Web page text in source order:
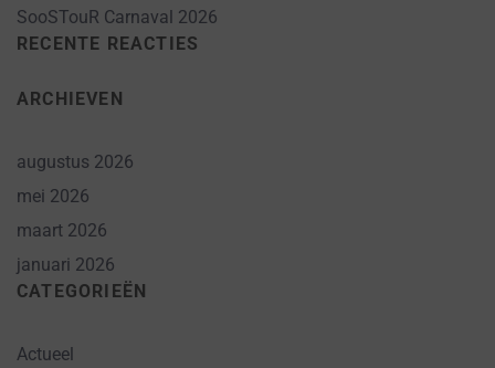
SooSTouR Carnaval 2026
RECENTE REACTIES
ARCHIEVEN
augustus 2026
mei 2026
maart 2026
januari 2026
CATEGORIEËN
Actueel